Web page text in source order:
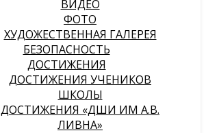
ВИДЕО
ФОТО
ХУДОЖЕСТВЕННАЯ ГАЛЕРЕЯ
БЕЗОПАСНОСТЬ
ДОСТИЖЕНИЯ
ДОСТИЖЕНИЯ УЧЕНИКОВ
ШКОЛЫ
ДОСТИЖЕНИЯ «ДШИ ИМ А.В.
ЛИВНА»